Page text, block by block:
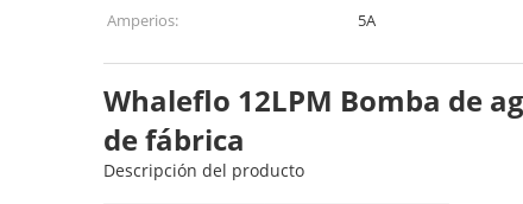
Amperios:
5A
Whaleflo 12LPM Bomba de
de fábrica
Descripción del producto